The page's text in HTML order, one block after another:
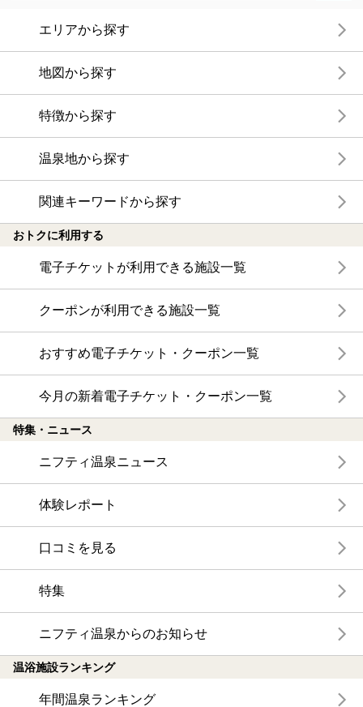
エリアから探す
地図から探す
特徴から探す
温泉地から探す
関連キーワードから探す
おトクに利用する
電子チケットが利用できる施設一覧
クーポンが利用できる施設一覧
おすすめ電子チケット・クーポン一覧
今月の新着電子チケット・クーポン一覧
特集・ニュース
ニフティ温泉ニュース
体験レポート
口コミを見る
特集
ニフティ温泉からのお知らせ
温浴施設ランキング
年間温泉ランキング